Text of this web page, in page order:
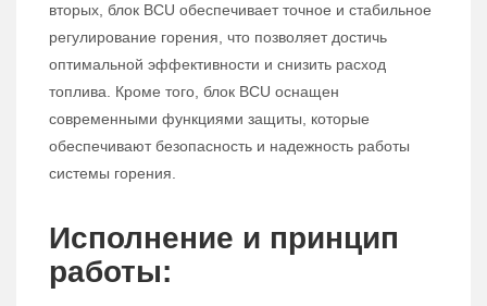
вторых, блок BCU обеспечивает точное и стабильное
регулирование горения, что позволяет достичь
оптимальной эффективности и снизить расход
топлива. Кроме того, блок BCU оснащен
современными функциями защиты, которые
обеспечивают безопасность и надежность работы
системы горения.
Исполнение и принцип
работы: